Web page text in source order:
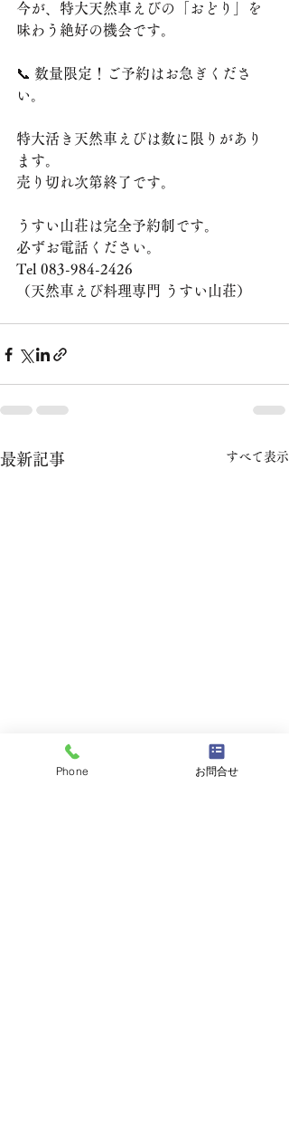
今が、特大天然車えびの「おどり」を
味わう絶好の機会です。
📞 数量限定！ご予約はお急ぎくださ
い。
特大活き天然車えびは数に限りがあり
ます。
売り切れ次第終了です。
うすい山荘は完全予約制です。
必ずお電話ください。
Tel 083-984-2426
（天然車えび料理専門 うすい山荘）
最新記事 すべて表示
Phone お問合せ